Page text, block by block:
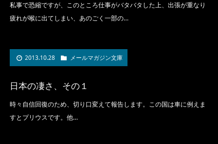
私事で恐縮ですが、このところ仕事がバタバタした上、出張が重なり
疲れが喉に出てしまい、あのごく一部の…
2013.10.28 メールマガジン文庫
日本の凄さ、その１
時々自信回復のため、切り口変えて報告します。この国は車に例えま
すとプリウスです。他…